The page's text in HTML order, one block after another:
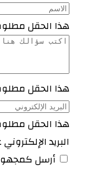
هذا الحقل
هذا الحقل
هذا الحقل
البريد
أرسل